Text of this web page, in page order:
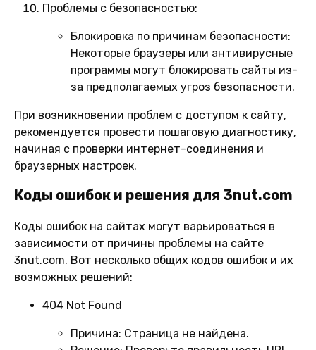
Проблемы с безопасностью:
Блокировка по причинам безопасности:
Некоторые браузеры или антивирусные
программы могут блокировать сайты из-
за предполагаемых угроз безопасности.
При возникновении проблем с доступом к сайту,
рекомендуется провести пошаговую диагностику,
начиная с проверки интернет-соединения и
браузерных настроек.
Коды ошибок и решения для 3nut.com
Коды ошибок на сайтах могут варьироваться в
зависимости от причины проблемы на сайте
3nut.com. Вот несколько общих кодов ошибок и их
возможных решений:
404 Not Found
Причина: Страница не найдена.